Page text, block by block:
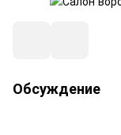
Обсуждение